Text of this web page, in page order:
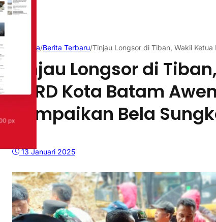
Beranda/Berita Terbaru/Tinjau Longsor di Tiban, Wakil
Tinjau Longsor di
DPRD Kota Batam
Sampaikan Bela
13 Januari 2025